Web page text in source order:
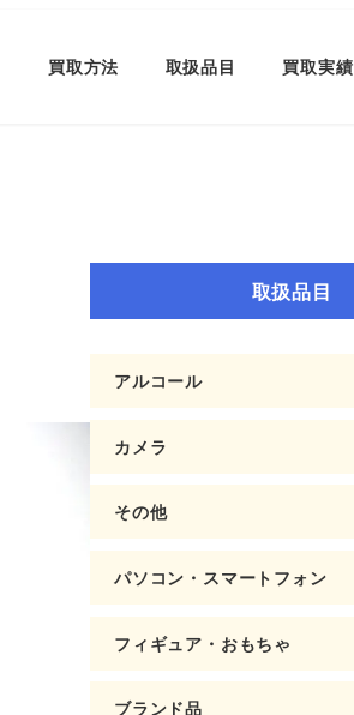
買取方法 取扱品目 買取実績
取扱品目
アルコール
カメラ
その他
パソコン・スマートフォン
フィギュア・おもちゃ
ブランド品